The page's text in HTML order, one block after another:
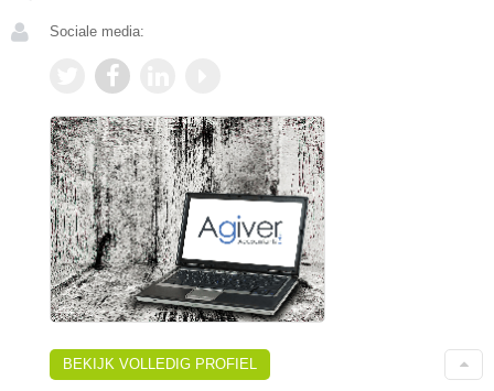
Sociale media:
BEKIJK VOLLEDIG PROFIEL